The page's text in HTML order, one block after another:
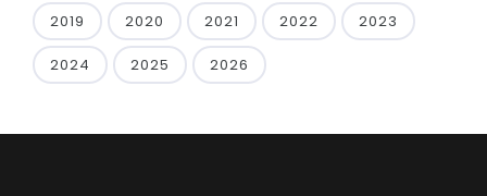
2019 2020 2021 2022 2023
2024 2025 2026